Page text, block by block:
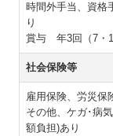
時間外手当、資格
り
賞与 年3回（7・
社会保険等
雇用保険、労災保
その他、ケガ･病
額負担)あり